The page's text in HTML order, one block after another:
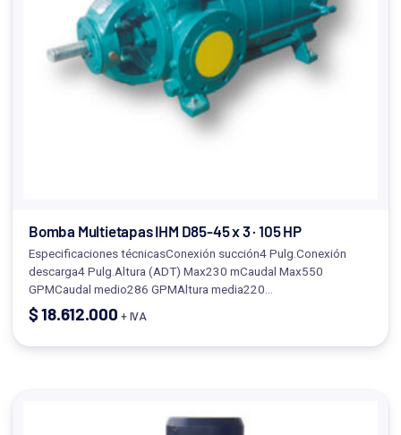
Bomba Multietapas IHM D85-45 x 3 · 105 HP
Especificaciones técnicasConexión succión4 Pulg.Conexión
descarga4 Pulg.Altura (ADT) Max230 mCaudal Max550
GPMCaudal medio286 GPMAltura media220…
$18.612.000 + IVA